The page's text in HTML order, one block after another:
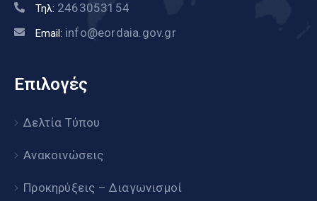
Τηλ: 2463053154
Email: info@eordaia.gov.gr
Επιλογές
Δελτία Τύπου
Ανακοινώσεις
Προκηρύξεις – Διαγωνισμοί